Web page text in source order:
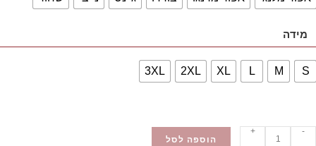
מידה
S
M
L
XL
2XL
3XL
-
+
הוספה לסל